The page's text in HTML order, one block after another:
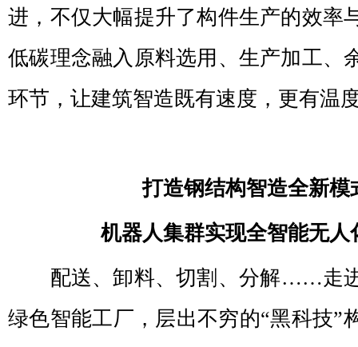
进，不仅大幅提升了构件生产的效率
低碳理念融入原料选用、生产加工、
环节，让建筑智造既有速度，更有温
打造钢结构智造全新模
机器人集群实现全智能无人
配送、卸料、切割、分解……走
绿色智能工厂，层出不穷的“黑科技”